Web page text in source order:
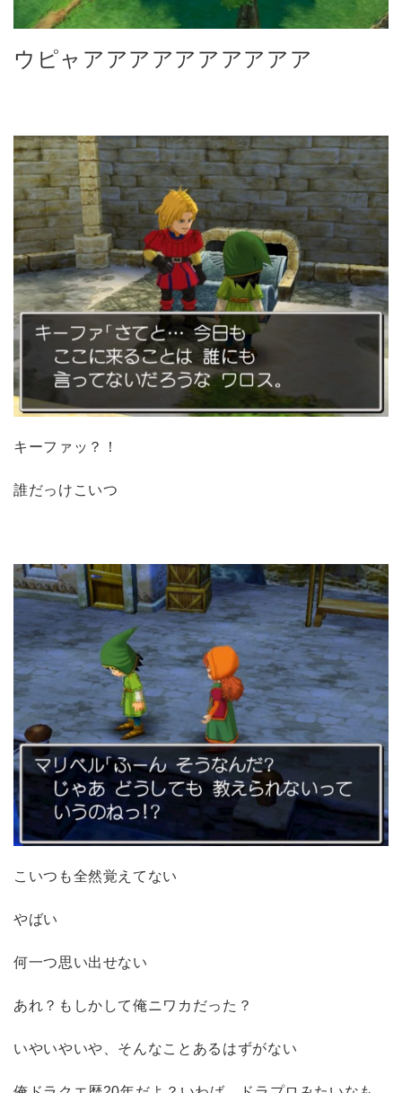
ウピャアアアアアアアアアア
キーファッ？！
誰だっけこいつ
こいつも全然覚えてない
やばい
何一つ思い出せない
あれ？もしかして俺ニワカだった？
いやいやいや、そんなことあるはずがない